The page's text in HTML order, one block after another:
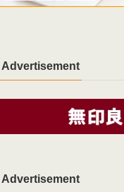
Advertisement
Advertisement